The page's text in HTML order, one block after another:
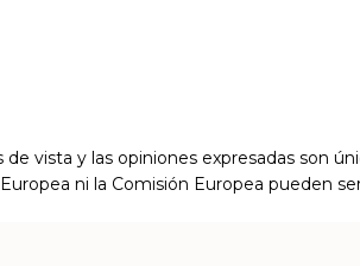
vista y las opiniones expresadas son
ni la Comisión Europea pueden